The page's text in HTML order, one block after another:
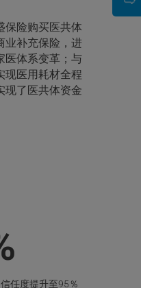
保险购买医共体
业补充保险，进
医体系变革；与
现医用耗材全程
现了医共体资金
任度提升至95％